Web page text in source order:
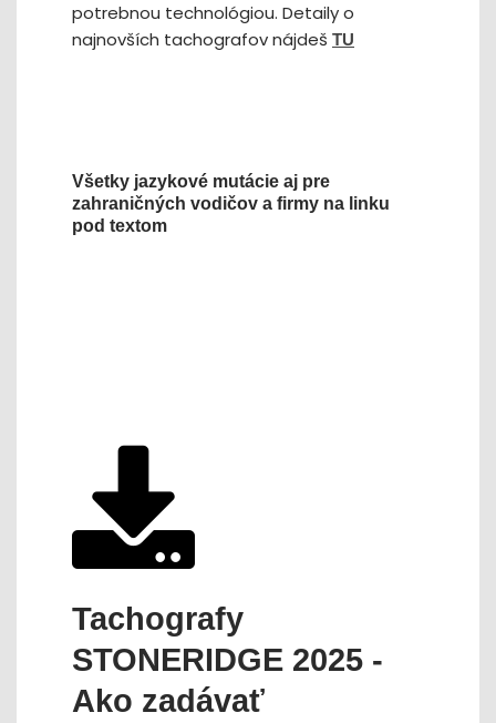
potrebnou technológiou. Detaily o
najnovších tachografov nájdeš TU
Všetky jazykové mutácie aj pre
zahraničných vodičov a firmy na linku
pod textom
Tachografy
STONERIDGE 2025 -
Ako zadávať